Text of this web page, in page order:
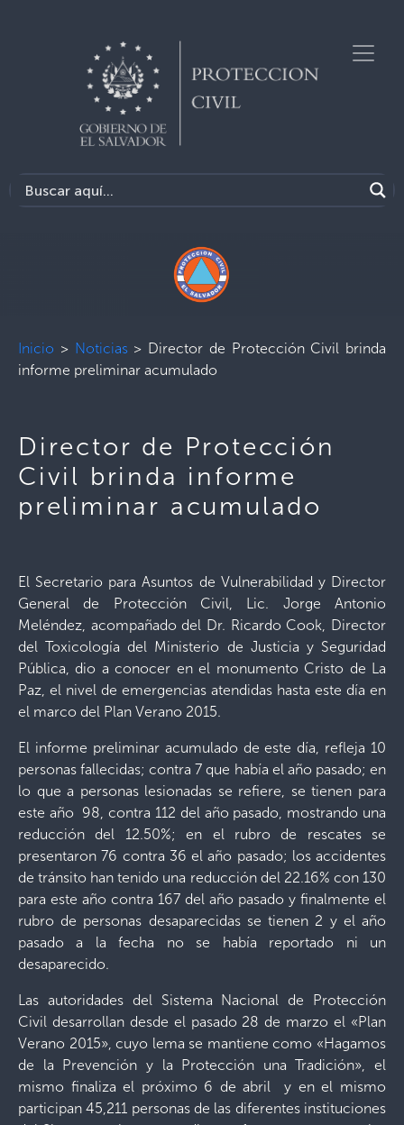
Inicio > Noticias> Director de Protección Civil brinda
informe preliminar acumulado
Director de Protección
Civil brinda informe
preliminar acumulado
El Secretario para Asuntos de Vulnerabilidad y Director
General de Protección Civil, Lic. Jorge Antonio
Meléndez, acompañado del Dr. Ricardo Cook, Director
del Toxicología del Ministerio de Justicia y Seguridad
Pública, dio a conocer en el monumento Cristo de La
Paz, el nivel de emergencias atendidas hasta este día en
el marco del Plan Verano 2015.
El informe preliminar acumulado de este día, refleja 10
personas fallecidas; contra 7 que había el año pasado; en
lo que a personas lesionadas se refiere, se tienen para
este año 98, contra 112 del año pasado, mostrando una
reducción del 12.50%; en el rubro de rescates se
presentaron 76 contra 36 el año pasado; los accidentes
de tránsito han tenido una reducción del 22.16% con 130
para este año contra 167 del año pasado y finalmente el
rubro de personas desaparecidas se tienen 2 y el año
pasado a la fecha no se había reportado ni un
desaparecido.
Las autoridades del Sistema Nacional de Protección
Civil desarrollan desde el pasado 28 de marzo el «Plan
Verano 2015», cuyo lema se mantiene como «Hagamos
de la Prevención y la Protección una Tradición», el
mismo finaliza el próximo 6 de abril y en el mismo
participan 45,211 personas de las diferentes instituciones